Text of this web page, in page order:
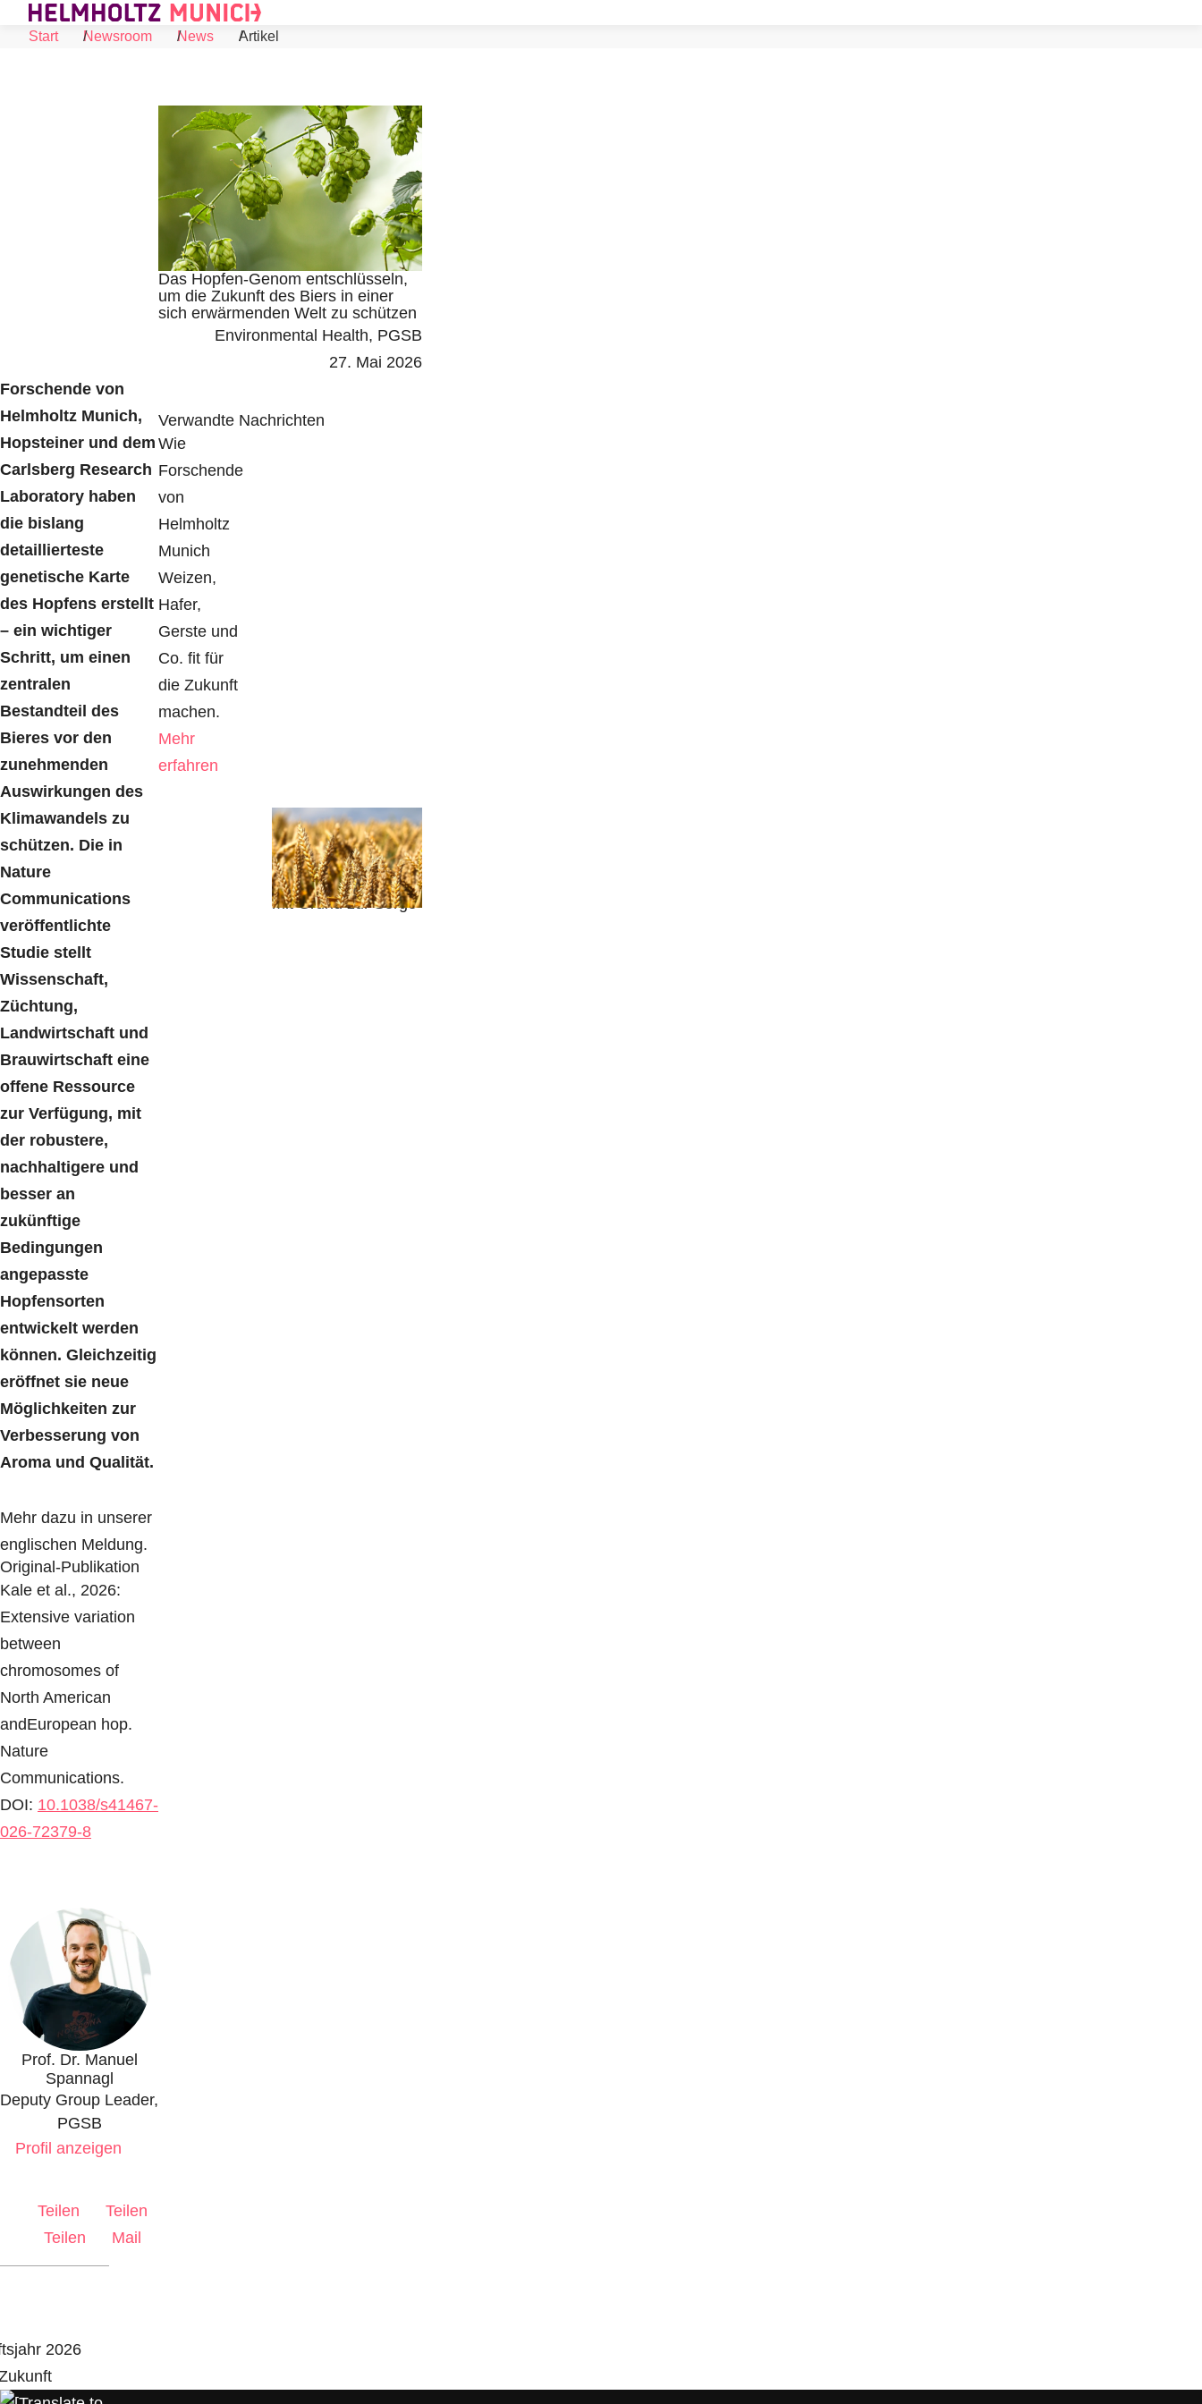
Skip to Content
Start
Newsroom News Artikel
©
Das Hopfen-Genom entschlüsseln,
um die Zukunft des Biers in einer
sich erwärmenden Welt zu schützen
Environmental Health PGSB
27. Mai 2026
Forschende von
Helmholtz Munich,
Hopsteiner und dem
Carlsberg Research
Laboratory haben
die bislang
detaillierteste
genetische Karte
des Hopfens erstellt
– ein wichtiger
Schritt, um einen
zentralen
Bestandteil des
Bieres vor den
zunehmenden
Auswirkungen des
Klimawandels zu
schützen. Die in
Nature
Communications
veröffentlichte
Studie stellt
Wissenschaft,
Züchtung,
Landwirtschaft und
Brauwirtschaft eine
offene Ressource
zur Verfügung, mit
der robustere,
nachhaltigere und
besser an
zukünftige
Bedingungen
angepasste
Hopfensorten
entwickelt werden
können. Gleichzeitig
eröffnet sie neue
Möglichkeiten zur
Verbesserung von
Aroma und Qualität.
Mehr dazu in unserer
englischen Meldung.
Original-Publikation
Kale et al., 2026:
Extensive variation
between
chromosomes of
North American
andEuropean hop.
Nature
Communications.
DOI: 10.1038/s41467-
026-72379-8
Prof. Dr. Manuel
Spannagl
Deputy Group Leader,
PGSB
Profil anzeigen
Verwandte Nachrichten
Environmental
Health, PGSB,23.
Juli 2024
Grundnahrungsmittel
mit Grund zur Sorge
Wie
Forschende
von
Helmholtz
Munich
Weizen,
Hafer,
Gerste und
Co. fit für
die Zukunft
machen.
Mehr
erfahren
Teilen
Teilen
Teilen
Mail